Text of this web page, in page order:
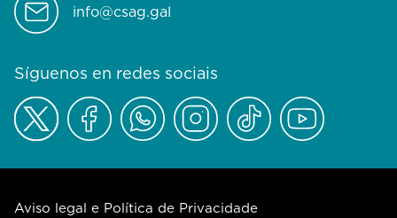
info@csag.gal
Síguenos en redes sociais
Aviso legal e Política de Privacidade